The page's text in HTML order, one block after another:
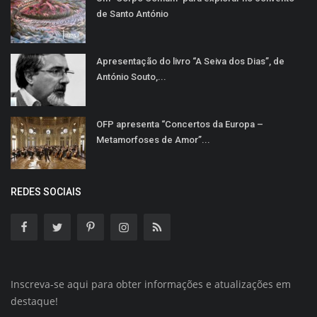
de Santo António
Apresentação do livro “A Seiva dos Dias”, de
António Souto,...
OFP apresenta “Concertos da Europa –
Metamorfoses de Amor”...
REDES SOCIAIS
Inscreva-se aqui para obter informações e atualizações em
destaque!